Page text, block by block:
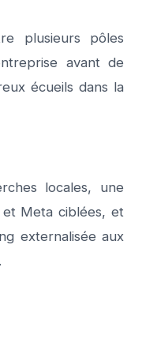
plusieurs pôles
avant de
écueils dans la
locales, une
et Meta ciblées, et
externalisée aux